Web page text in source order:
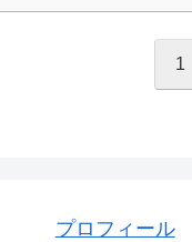
1
プロフィール